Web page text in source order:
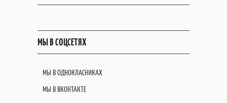
МЫ В СОЦСЕТЯХ
МЫ В ОДНОКЛАСНИКАХ
МЫ В ВКОНТАКТЕ